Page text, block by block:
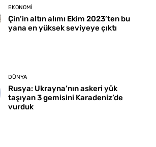
EKONOMI
Çin’in altın alımı Ekim 2023’ten bu
yana en yüksek seviyeye çıktı
DÜNYA
Rusya: Ukrayna’nın askeri yük
taşıyan 3 gemisini Karadeniz’de
vurduk